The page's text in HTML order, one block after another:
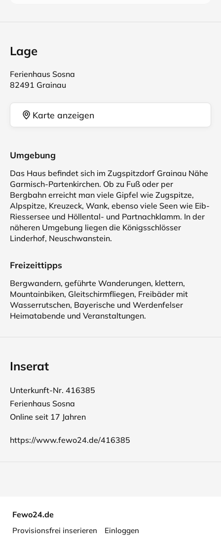
Lage
Ferienhaus Sosna
82491 Grainau
Karte anzeigen
Umgebung
Das Haus befindet sich im Zugspitzdorf Grainau Nähe
Garmisch-Partenkirchen. Ob zu Fuß oder per
Bergbahn erreicht man viele Gipfel wie Zugspitze,
Alpspitze, Kreuzeck, Wank, ebenso viele Seen wie Eib-
Riessersee und Höllental- und Partnachklamm. In der
näheren Umgebung liegen die Königsschlösser
Linderhof, Neuschwanstein.
Freizeittipps
Bergwandern, geführte Wanderungen, klettern,
Mountainbiken, Gleitschirmfliegen, Freibäder mit
Wasserrutschen, Bayerische und Werdenfelser
Heimatabende und Veranstaltungen.
Inserat
Unterkunft-Nr. 416385
Ferienhaus Sosna
Online seit 17 Jahren
https://www.fewo24.de/416385
Fewo24.de
Provisionsfrei inserieren
Einloggen